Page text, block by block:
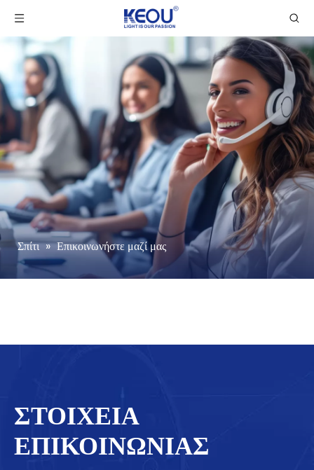
Σπίτι » Επικοινωνήστε μαζί μας
ΣΤΟΙΧΕΙΑ
ΕΠΙΚΟΙΝΩΝΙΑΣ